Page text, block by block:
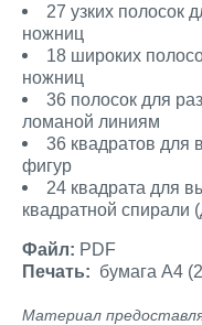
27 узких полосок
ножниц
18 широких
ножниц
36 полосок для
ломаной линиям
36 квадратов для
фигур
24 квадрата для
квадратной спирали
Файл: PDF
Печать: бумага А4
Материал